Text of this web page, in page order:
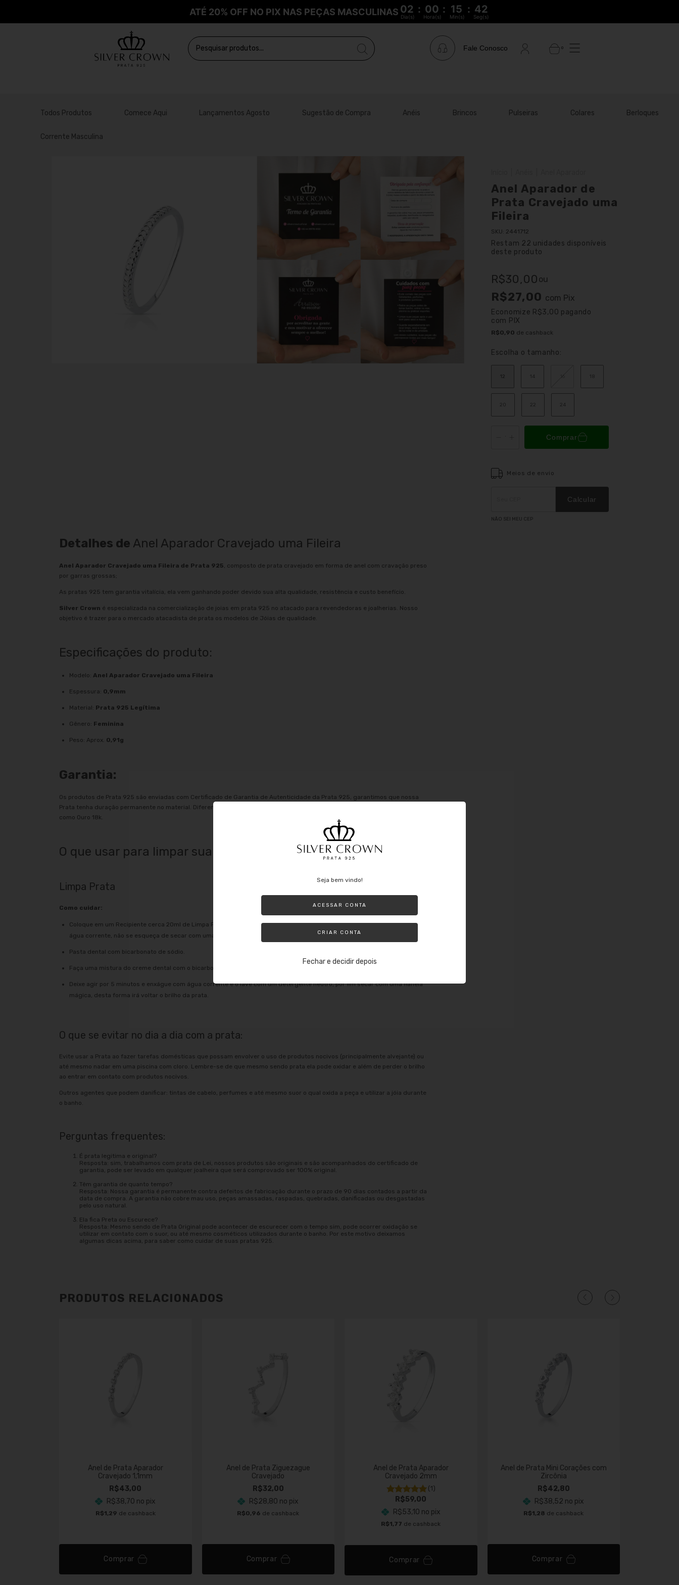
ATÉ 20% OFF NO PIX NAS PEÇAS MASCULINAS 02 : 00 : 15 : 41
Dia(s) Hora(s) Min(s) Seg(s)
Fale Conosco 0
Todos Produtos Comece Aqui Lançamentos Agosto Sugestão de Compra Anéis Brincos Pulseiras Colares Berloques
Corrente Masculina
Anel Aparador de
Prata Cravejado uma
Fileira
SKU: 2441712
Restam 22 unidades disponíveis
deste produto
R$30,00 ou
R$27,00 com Pix
Economize R$3,00 pagando
com PIX
R$0,90 de cashback
Escolha o tamanho:
12 14 18
20 22 24
Comprar
Meios de envio
ALTERAR CEP
Calcular
NÃO SEI MEU CEP
Detalhes de Anel Aparador Cravejado uma Fileira
Anel Aparador Cravejado uma Fileira de Prata 925 , composto de prata cravejado em forma de anel com cravação preso
por garras grossas;
As pratas 925 tem garantia vitalícia, ela vem ganhando poder devido sua alta qualidade, resistência e custo benefício.
Silver Crown é especializada na comercialização de joias em prata 925 no atacado para revendedoras e joalherias. Nosso
objetivo é trazer para o mercado atacadista de prata os modelos de Jóias de qualidade.
Especificações do produto:
Modelo: Anel Aparador Cravejado uma Fileira
Espessura: 0,9mm
Material: Prata 925 Legítima
Gênero: Feminina
Peso: Aprox. 0,91g
Garantia:
Os produtos de Prata 925 são enviadas com Certificado de Garantia de Autenticidade da Prata 925, garantimos que nossa
Prata tenha duração permanente no material. Diferentemente de Bijuterias, Joias em Prata 925 tem Duração Eterna assim
como Ouro 18k.
O que usar para limpar sua prata:
Limpa Prata
Como cuidar:
Coloque em um Recipiente cerca 20ml de Limpa Prata e agite com a Prata dentro por 30 segundos, após o enxágue em
água corrente, não se esqueça de secar com uma flanela mágica para voltar o brilho de sua Jóia de prata.
Pasta dental com bicarbonato de sódio.
Faça uma mistura do creme dental com o bicarbonato e passe pela Prata.
Deixe agir por 5 minutos e enxágue com água corrente e o lave com um detergente neutro, por fim secar com uma flanela
mágica, desta forma irá voltar o brilho da prata.
O que se evitar no dia a dia com a prata:
Evite usar a Prata ao fazer tarefas domésticas que possam envolver o uso de produtos nocivos (principalmente alvejante) ou
até mesmo nadar em uma piscina com cloro. Lembre-se de que mesmo sendo prata ela pode oxidar e além de perder o brilho
ao entrar em contato com produtos nocivos.
Outros agentes que podem danificar: tintas de cabelo, perfumes e até mesmo suor o qual oxida a peça e utilizar a jóia durante
o banho.
Perguntas frequentes:
É prata legitima e original?
Resposta: sim, trabalhamos com prata de Lei, nossos produtos são originais e são acompanhados do certificado de
garantia, pode ser levado em qualquer joalheira que será comprovado ser 100% original.
Têm garantia de quanto tempo?
Resposta: Nossa garantia é permanente contra defeitos de fabricação durante o prazo de 90 dias contados a partir da
data de compra. A garantia não cobre mau uso, peças amassadas, raspadas, quebradas, danificadas ou desgastadas
pelo uso natural.
Ela fica Preta ou Escurece?
Resposta: Mesmo sendo de Prata Original pode acontecer de escurecer com o tempo sim, pode ocorrer oxidação se
utilizar em contato com o suor, ou até mesmo cosméticos utilizados durante o banho. Por este motivo deixamos
algumas dicas acima, para saber como cuidar de suas pratas 925.
PRODUTOS RELACIONADOS
Anel de Prata Aparador
Cravejado 1,1mm
R$43,00
R$38,70 no pix
R$1,29 de cashback
Comprar
Anel de Prata Ziguezague
Cravejado
R$32,00
R$28,80 no pix
R$0,96 de cashback
Comprar
Anel de Prata Aparador
Cravejado 2mm
(1)
R$59,00
R$53,10 no pix
R$1,77 de cashback
Comprar
Anel de Prata Mini Corações com
Zircônia
R$42,80
R$38,52 no pix
R$1,28 de cashback
Comprar
Seja bem vindo!
ACESSAR CONTA
CRIAR CONTA
Fechar e decidir depois